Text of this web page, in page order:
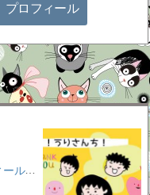
プロフィール
よろしく！